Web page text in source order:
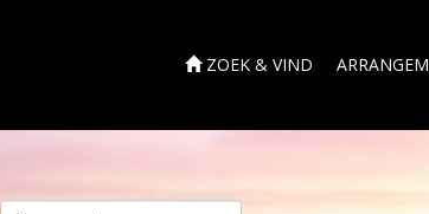
ZOEK & VIND